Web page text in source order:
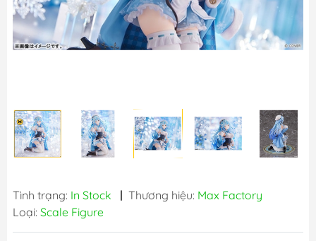
Tình trạng: In Stock | Thương hiệu: Max Factory
Loại: Scale Figure